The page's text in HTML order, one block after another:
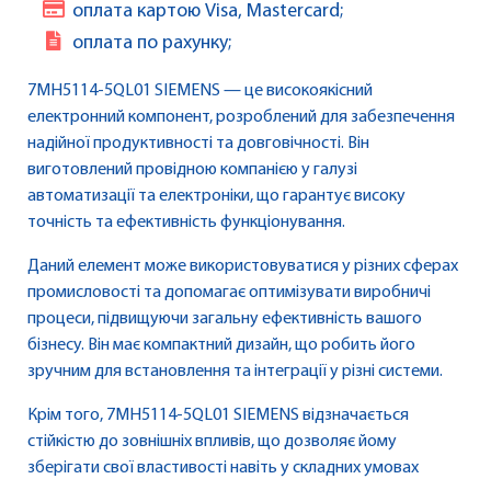
оплата картою Visa, Mastercard;
оплата по рахунку;
7MH5114-5QL01 SIEMENS — це високоякісний
електронний компонент, розроблений для забезпечення
надійної продуктивності та довговічності. Він
виготовлений провідною компанією у галузі
автоматизації та електроніки, що гарантує високу
точність та ефективність функціонування.
Даний елемент може використовуватися у різних сферах
промисловості та допомагає оптимізувати виробничі
процеси, підвищуючи загальну ефективність вашого
бізнесу. Він має компактний дизайн, що робить його
зручним для встановлення та інтеграції у різні системи.
Крім того, 7MH5114-5QL01 SIEMENS відзначається
стійкістю до зовнішніх впливів, що дозволяє йому
зберігати свої властивості навіть у складних умовах